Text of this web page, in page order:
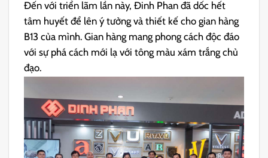
Đến với triển lãm lần này, Đinh Phan đã dốc hết
tâm huyết để lên ý tưởng và thiết kế cho gian hàng
B13 của mình. Gian hàng mang phong cách độc đáo
với sự phá cách mới lạ với tông màu xám trắng chủ
đạo.